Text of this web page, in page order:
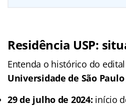
Residência USP:
Entenda o histórico do
Universidade de São Paulo
29 de julho de 2024: início